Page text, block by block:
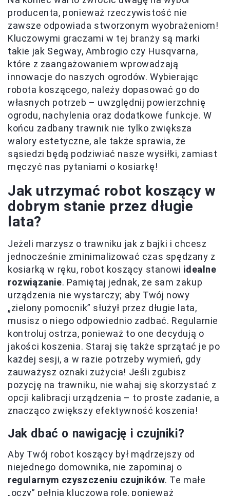
producenta, ponieważ rzeczywistość nie
zawsze odpowiada stworzonym wyobrażeniom!
Kluczowymi graczami w tej branży są marki
takie jak Segway, Ambrogio czy Husqvarna,
które z zaangażowaniem wprowadzają
innowacje do naszych ogrodów. Wybierając
robota koszącego, należy dopasować go do
własnych potrzeb – uwzględnij powierzchnię
ogrodu, nachylenia oraz dodatkowe funkcje. W
końcu zadbany trawnik nie tylko zwiększa
walory estetyczne, ale także sprawia, że
sąsiedzi będą podziwiać nasze wysiłki, zamiast
męczyć nas pytaniami o kosiarkę!
Jak utrzymać robot koszący w
dobrym stanie przez długie
lata?
Jeżeli marzysz o trawniku jak z bajki i chcesz
jednocześnie zminimalizować czas spędzany z
kosiarką w ręku, robot koszący stanowi idealne
rozwiązanie. Pamiętaj jednak, że sam zakup
urządzenia nie wystarczy; aby Twój nowy
„zielony pomocnik” służył przez długie lata,
musisz o niego odpowiednio zadbać. Regularnie
kontroluj ostrza, ponieważ to one decydują o
jakości koszenia. Staraj się także sprzątać je po
każdej sesji, a w razie potrzeby wymień, gdy
zauważysz oznaki zużycia! Jeśli zgubisz
pozycję na trawniku, nie wahaj się skorzystać z
opcji kalibracji urządzenia – to proste zadanie, a
znacząco zwiększy efektywność koszenia!
Jak dbać o nawigację i czujniki?
Aby Twój robot koszący był mądrzejszy od
niejednego domownika, nie zapominaj o
regularnym czyszczeniu czujników. Te małe
„oczy” pełnią kluczową rolę, ponieważ